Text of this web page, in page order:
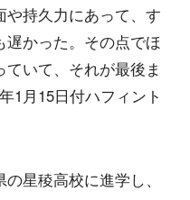
や持久力にあって、す
遅かった。その点でほ
いて、それが最後ま
1月15日付ハフィント
星稜高校に進学し、